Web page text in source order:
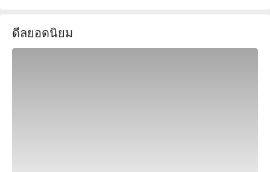
สม จองผ่าน FunNow เพื่อรับส่วนลดทันที!
ดีลยอดนิยม